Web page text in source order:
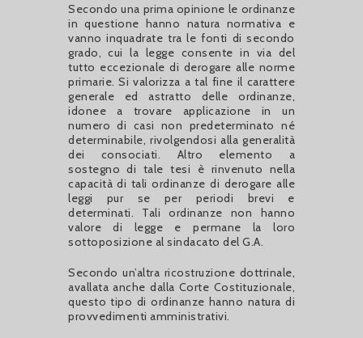
Secondo una prima opinione le ordinanze
in questione hanno natura normativa e
vanno inquadrate tra le fonti di secondo
grado, cui la legge consente in via del
tutto eccezionale di derogare alle norme
primarie. Si valorizza a tal fine il carattere
generale ed astratto delle ordinanze,
idonee a trovare applicazione in un
numero di casi non predeterminato né
determinabile, rivolgendosi alla generalità
dei consociati. Altro elemento a
sostegno di tale tesi è rinvenuto nella
capacità di tali ordinanze di derogare alle
leggi pur se per periodi brevi e
determinati. Tali ordinanze non hanno
valore di legge e permane la loro
sottoposizione al sindacato del G.A.
Secondo un’altra ricostruzione dottrinale,
avallata anche dalla Corte Costituzionale,
questo tipo di ordinanze hanno natura di
provvedimenti amministrativi.